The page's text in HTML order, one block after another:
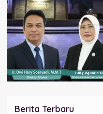
Berita Terbaru